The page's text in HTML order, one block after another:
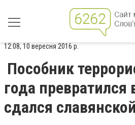
12:08, 10 вересня 2016 р.
Пособник
года
сдался